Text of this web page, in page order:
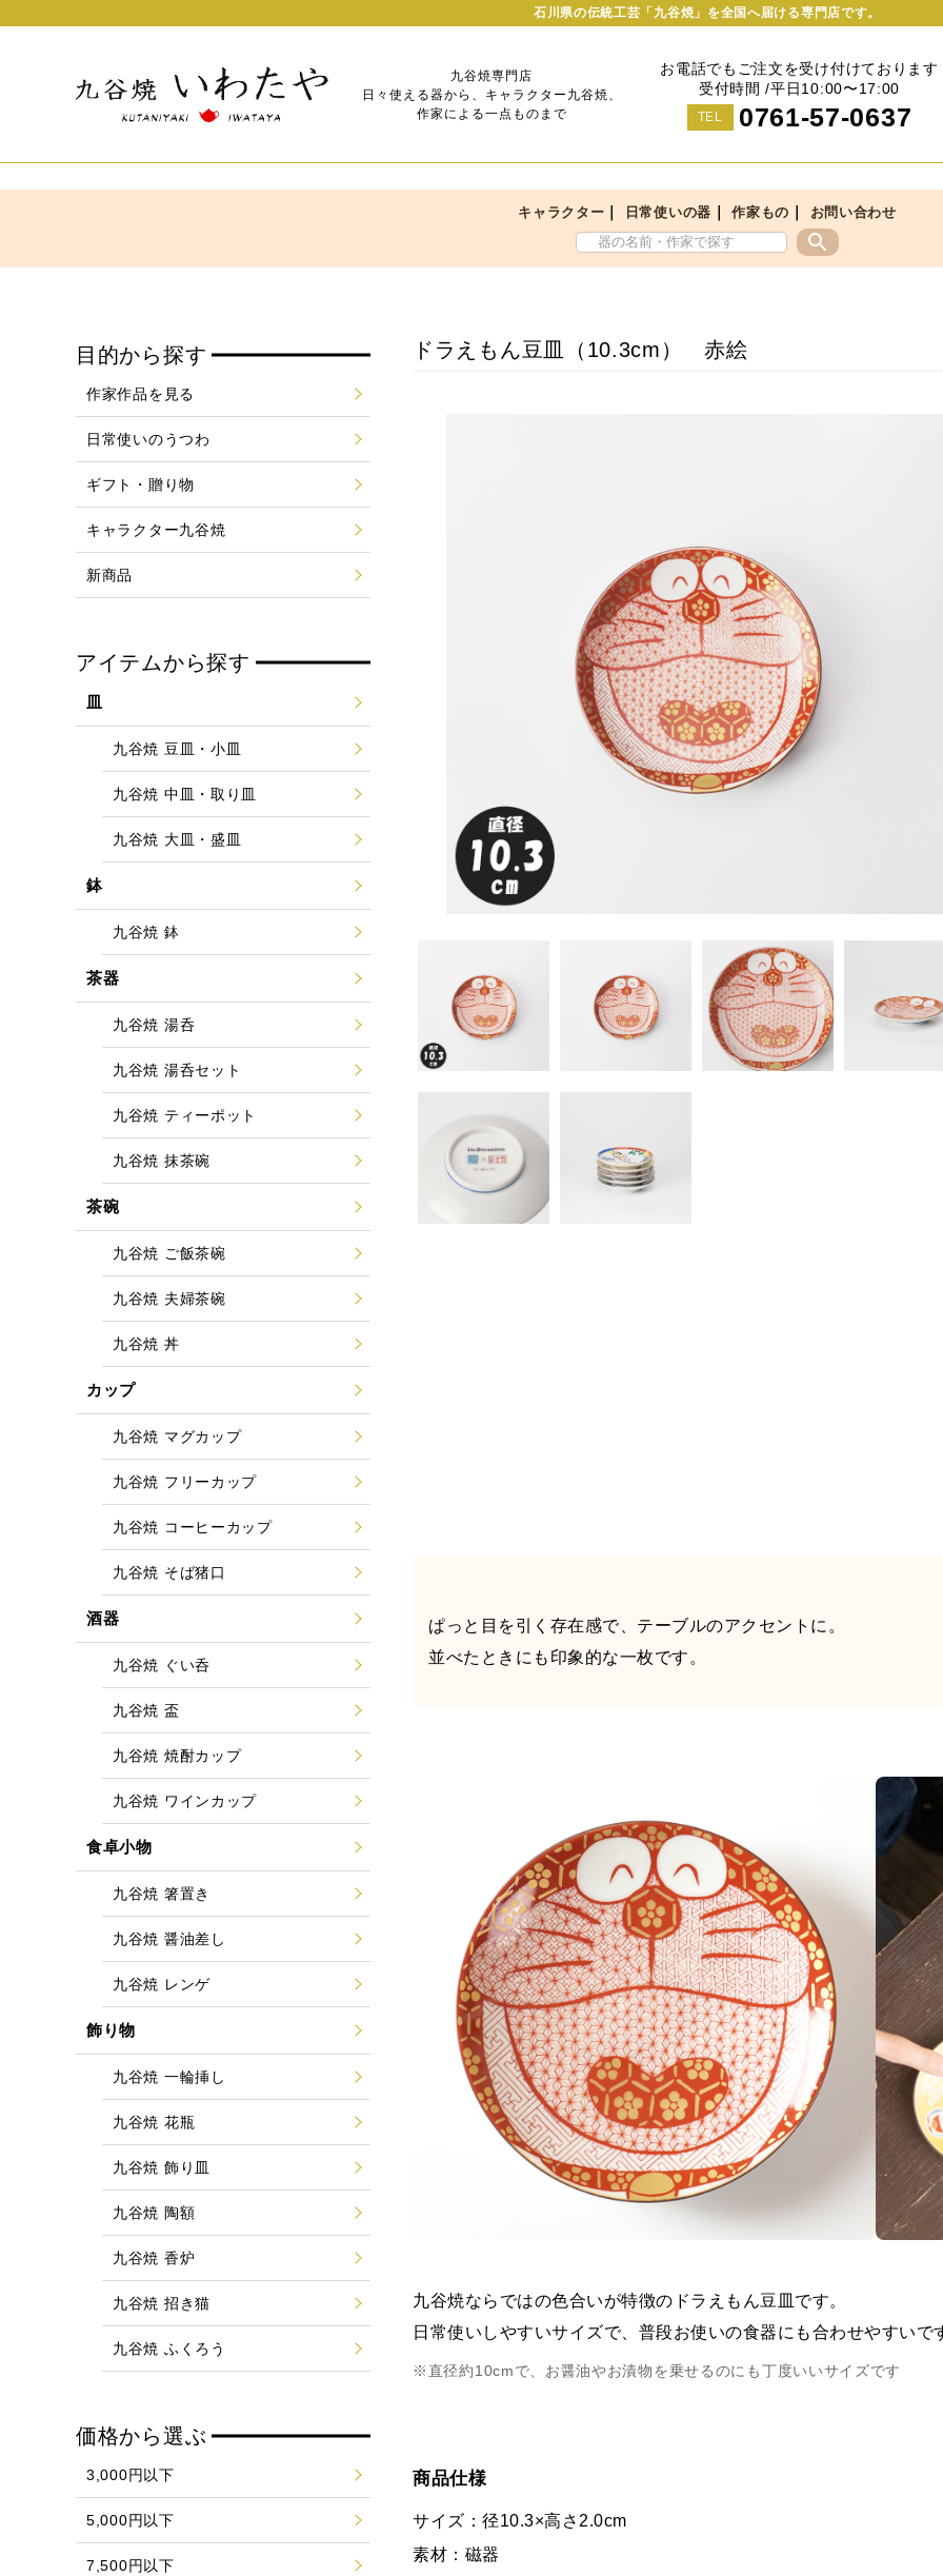
石川県の伝統工芸「九谷焼」を全国へ届ける専門店です。
九谷焼専門店
日々使える器から、キャラクター九谷焼、
作家による一点ものまで
お電話でもご注文を受け付けております
受付時間 /平日10:00〜17:00
TEL 0761-57-0637
キャラクター 日常使いの器 ｜作家もの お問い合わせ
search
ドラえもん豆皿（10.3cm） 赤絵
ぱっと目を引く存在感で、テーブルのアクセントに。
並べたときにも印象的な一枚です。
九谷焼ならではの色合いが特徴のドラえもん豆皿です。
日常使いしやすいサイズで、普段お使いの食器にも合わせやすいで
※直径約10cmで、お醤油やお漬物を乗せるのにも丁度いいサイズです
商品仕様
サイズ：径10.3×高さ2.0cm
素材：磁器
目的から探す
作家作品を見る
日常使いのうつわ
ギフト・贈り物
キャラクター九谷焼
新商品
アイテムから探す
皿
九谷焼 豆皿・小皿
九谷焼 中皿・取り皿
九谷焼 大皿・盛皿
鉢
九谷焼 鉢
茶器
九谷焼 湯呑
九谷焼 湯呑セット
九谷焼 ティーポット
九谷焼 抹茶碗
茶碗
九谷焼 ご飯茶碗
九谷焼 夫婦茶碗
九谷焼 丼
カップ
九谷焼 マグカップ
九谷焼 フリーカップ
九谷焼 コーヒーカップ
九谷焼 そば猪口
酒器
九谷焼 ぐい呑
九谷焼 盃
九谷焼 焼酎カップ
九谷焼 ワインカップ
食卓小物
九谷焼 箸置き
九谷焼 醤油差し
九谷焼 レンゲ
飾り物
九谷焼 一輪挿し
九谷焼 花瓶
九谷焼 飾り皿
九谷焼 陶額
九谷焼 香炉
九谷焼 招き猫
九谷焼 ふくろう
価格から選ぶ
3,000円以下
5,000円以下
7,500円以下